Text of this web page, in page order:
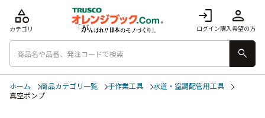
login
ログイン
person
購入希望の方
category
カテゴリ
search
ホーム 商品カテゴリ一覧 手作業工具
水道・空調配管用工具
真空ポンプ